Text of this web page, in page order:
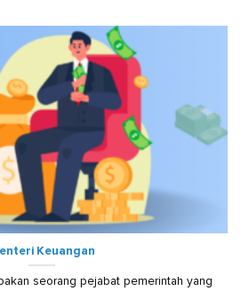
Keuangan
seorang pejabat pemerintah yang